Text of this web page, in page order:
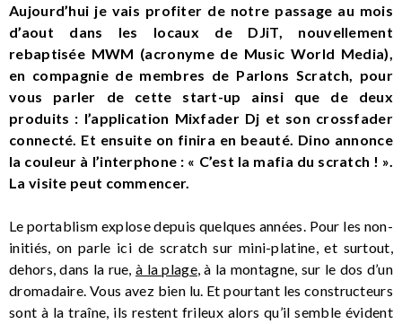
Aujourd’hui je vais profiter de notre passage au mois
d’aout dans les locaux de DJiT, nouvellement
rebaptisée MWM (acronyme de Music World Media),
en compagnie de membres de Parlons Scratch, pour
vous parler de cette start-up ainsi que de deux
produits : l’application Mixfader Dj et son crossfader
connecté. Et ensuite on finira en beauté. Dino annonce
la couleur à l’interphone : « C’est la mafia du scratch ! ».
La visite peut commencer.
Le portablism explose depuis quelques années. Pour les non-
initiés, on parle ici de scratch sur mini-platine, et surtout,
dehors, dans la rue,à la plage, à la montagne, sur le dos d’un
dromadaire. Vous avez bien lu. Et pourtant les constructeurs
sont à la traîne, ils restent frileux alors qu’il semble évident